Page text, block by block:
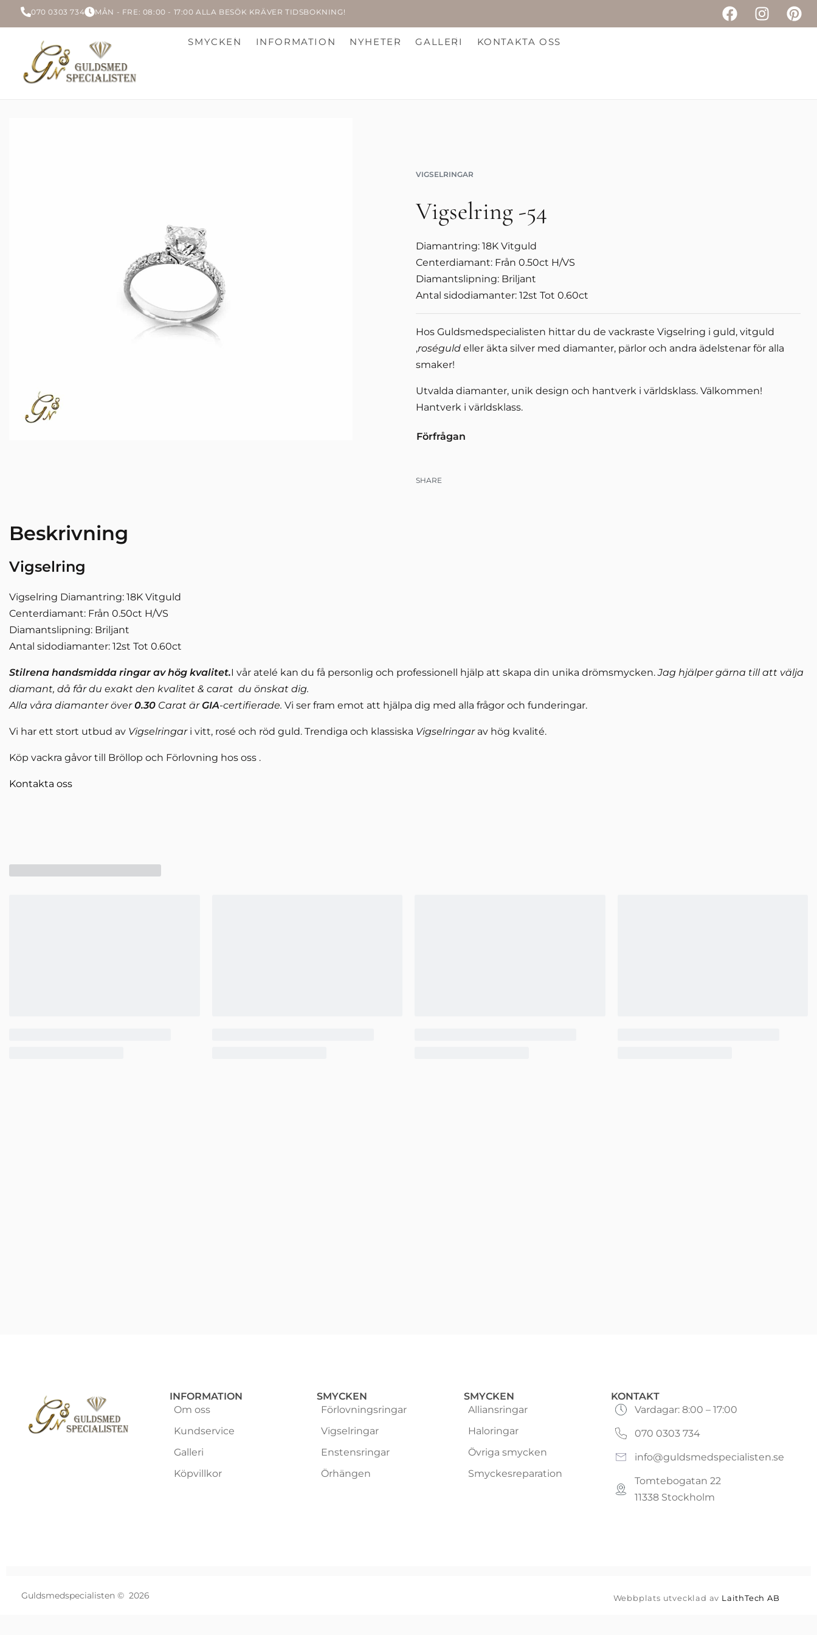
070 0303 734 MÅN - FRE: 08:00 - 17:00 ALLA BESÖK KRÄVER TIDSBOKNING!
SMYCKEN INFORMATION NYHETER GALLERI KONTAKTA OSS
VIGSELRINGAR
Vigselring -54
Diamantring: 18K Vitguld
Centerdiamant: Från 0.50ct H/VS
Diamantslipning: Briljant
Antal sidodiamanter: 12st Tot 0.60ct
Hos Guldsmedspecialisten hittar du de vackraste Vigselring i guld, vitguld
,roséguld eller äkta silver med diamanter, pärlor och andra ädelstenar för alla
smaker!
Utvalda diamanter, unik design och hantverk i världsklass. Välkommen!
Hantverk i världsklass.
Förfrågan
SHARE
Beskrivning
Vigselring
Vigselring Diamantring: 18K Vitguld
Centerdiamant: Från 0.50ct H/VS
Diamantslipning: Briljant
Antal sidodiamanter: 12st Tot 0.60ct
Stilrena handsmidda ringar av hög kvalitet.I vår atelé kan du få personlig och professionell hjälp att skapa din unika drömsmycken.Jag hjälper gärna till att välja
diamant, då får du exakt den kvalitet & carat du önskat dig.
Alla våra diamanter över0.30 Carat är GIA-certifierade. Vi ser fram emot att hjälpa dig med alla frågor och funderingar.
Vi har ett stort utbud av Vigselringari vitt, rosé och röd guld. Trendiga och klassiska Vigselringar av hög kvalité.
Köp vackra gåvor till Bröllop och Förlovning hos oss .
Kontakta oss
INFORMATION
Om oss
Kundservice
Galleri
Köpvillkor
SMYCKEN
Förlovningsringar
Vigselringar
Enstensringar
Örhängen
SMYCKEN
Alliansringar
Haloringar
Övriga smycken
Smyckesreparation
KONTAKT
Vardagar: 8:00 – 17:00
070 0303 734
info@guldsmedspecialisten.se
Tomtebogatan 22
11338 Stockholm
Guldsmedspecialisten © 2026 Webbplats utvecklad av LaithTech AB